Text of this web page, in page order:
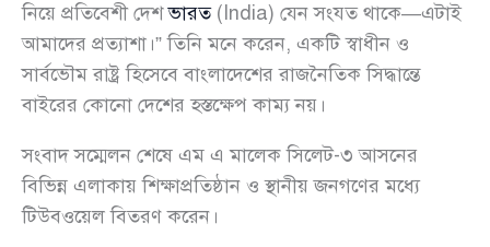
নিয়ে প্রতিবেশী দেশভারত(India) যেন সংযত থাকে—এটাই
আমাদের প্রত্যাশা।” তিনি মনে করেন, একটি স্বাধীন ও
সার্বভৌম রাষ্ট্র হিসেবে বাংলাদেশের রাজনৈতিক সিদ্ধান্তে
বাইরের কোনো দেশের হস্তক্ষেপ কাম্য নয়।
সংবাদ সম্মেলন শেষে এম এ মালেক সিলেট-৩ আসনের
বিভিন্ন এলাকায় শিক্ষাপ্রতিষ্ঠান ও স্থানীয় জনগণের মধ্যে
টিউবওয়েল বিতরণ করেন।